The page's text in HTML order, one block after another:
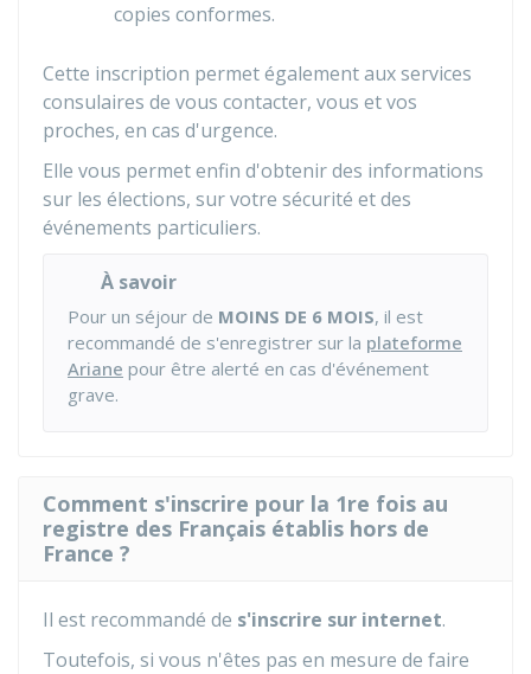
copies conformes.
Cette inscription permet également aux services
consulaires de vous contacter, vous et vos
proches, en cas d'urgence.
Elle vous permet enfin d'obtenir des informations
sur les élections, sur votre sécurité et des
événements particuliers.
À savoir
Pour un séjour de MOINS DE 6 MOIS, il est
recommandé de s'enregistrer sur la plateforme
Ariane pour être alerté en cas d'événement
grave.
Comment s'inscrire pour la 1re fois au
registre des Français établis hors de
France ?
Il est recommandé de s'inscrire sur internet.
Toutefois, si vous n'êtes pas en mesure de faire